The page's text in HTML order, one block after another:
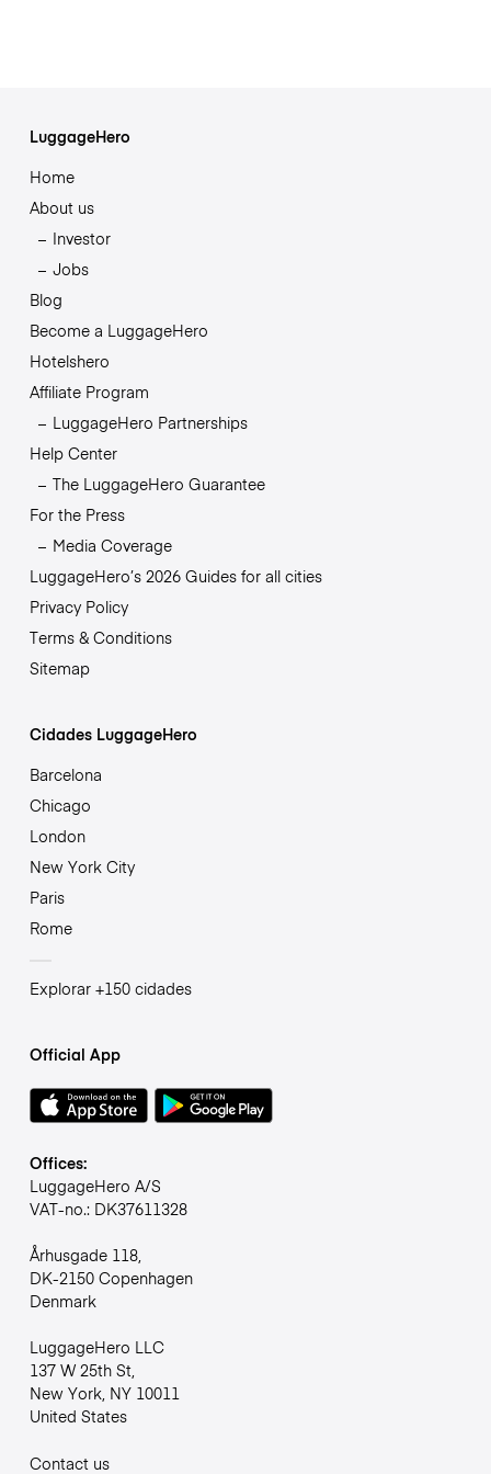
LuggageHero
Home
About us
Investor
Jobs
Blog
Become a LuggageHero
Hotelshero
Affiliate Program
LuggageHero Partnerships
Help Center
The LuggageHero Guarantee
For the Press
Media Coverage
LuggageHero’s 2026 Guides for all cities
Privacy Policy
Terms & Conditions
Sitemap
Cidades LuggageHero
Barcelona
Chicago
London
New York City
Paris
Rome
Explorar +150 cidades
Official App
Offices:
LuggageHero A/S
VAT-no.: DK37611328
Århusgade 118,
DK-2150 Copenhagen
Denmark
LuggageHero LLC
137 W 25th St,
New York, NY 10011
United States
Contact us